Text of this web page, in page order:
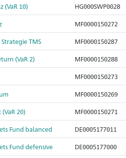
(VaR 10) HG000SWP0028
MF0000150272
TMS MF0000150287
(VaR 2) MF0000150288
MF0000150273
MF0000150269
20) MF0000150271
Fund balanced DE0005177011
Fund defensive DE0005177000